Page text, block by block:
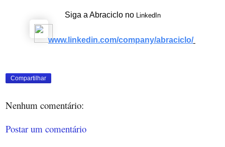
Siga a Abraciclo no LinkedIn
www.linkedin.com/company/abraciclo/
Compartilhar
Nenhum comentário:
Postar um comentário